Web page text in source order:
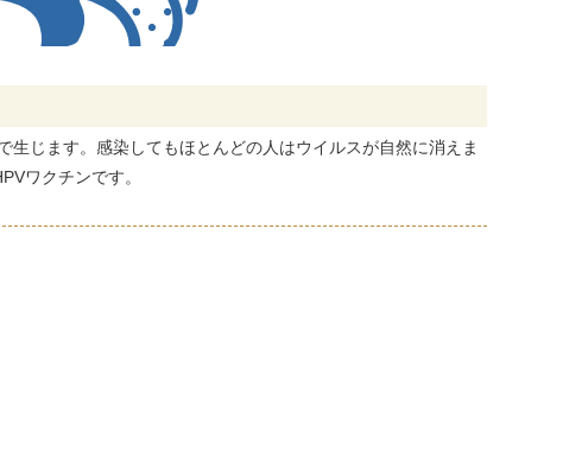
じます。感染してもほとんどの人はウイルスが自然に消えま
ワクチンです。